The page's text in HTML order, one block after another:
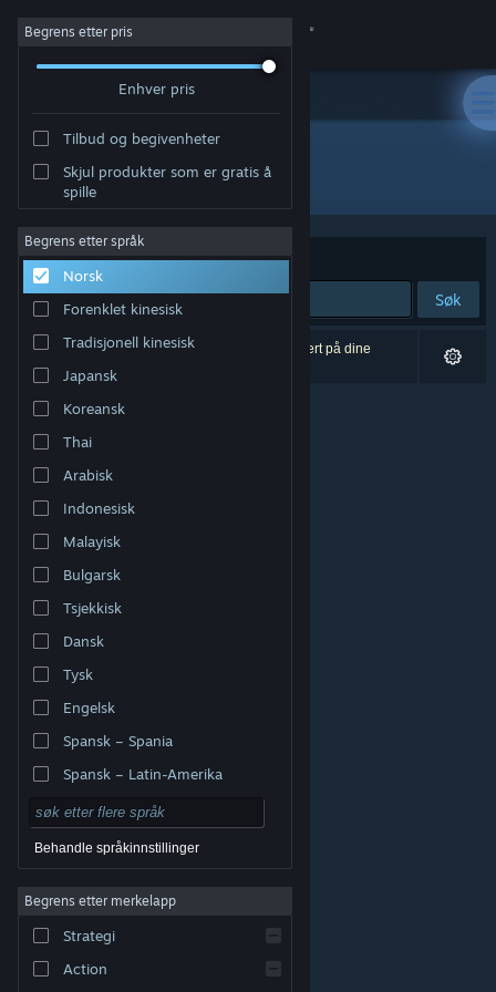
Logg inn
Om
Kundestøtte
Bytt språk
Skaff deg Steam-appen på mobil
Vis skrivebordsversjon
© Valve Corporation. Alle rettigheter reservert. Alle
Retningslinjer for personvern
Tilgjengelighet
|Steams abonnementsavtale
Refusjoner
Begrens etter pris
Enhver pris
Tilbud og begivenheter
Skjul produkter som er gratis å
spille
Begrens etter språk
Norsk
Forenklet kinesisk
Tradisjonell kinesisk
Japansk
Koreansk
Thai
Arabisk
Indonesisk
Malayisk
Bulgarsk
Tsjekkisk
Dansk
Tysk
Engelsk
Spansk – Spania
Spansk – Latin-Amerika
Behandle språkinnstillinger
Begrens etter merkelapp
Strategi
Action
Utvikler: Team Jade
Sorter etter Relevans
Søk
0 treff på søket. 2 produkter er blitt utelukket basert på dine
innstillinger.